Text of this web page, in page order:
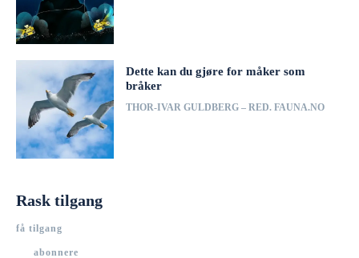
Dette kan du gjøre for måker som
bråker
THOR-IVAR GULDBERG – RED. FAUNA.NO
Rask tilgang
få tilgang
abonnere